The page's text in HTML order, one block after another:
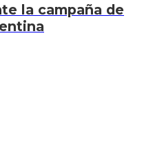
la campaña de